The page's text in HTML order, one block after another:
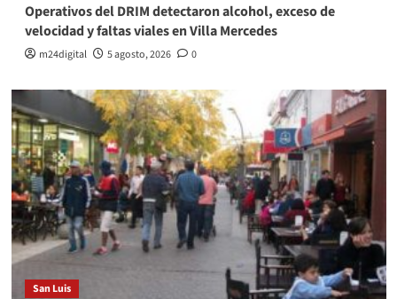
Operativos del DRIM detectaron alcohol, exceso de
velocidad y faltas viales en Villa Mercedes
m24digital 5 agosto, 2026 0
San Luis